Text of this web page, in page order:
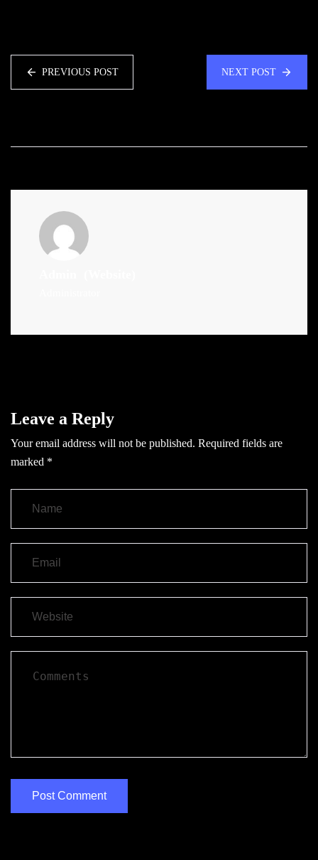
PREVIOUS POST NEXT POST
Leave a Reply
Your email address will not be published. Required fields are
marked *